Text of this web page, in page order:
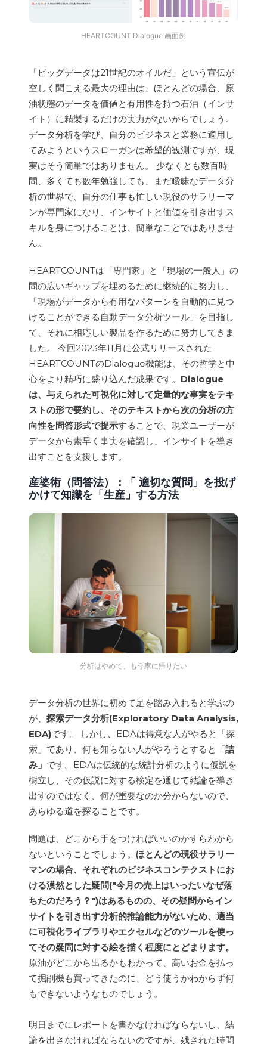
HEARTCOUNT Dialogue 画面例
「ビッグデータは21世紀のオイルだ」という宣伝が
空しく聞こえる最大の理由は、ほとんどの場合、原
油状態のデータを価値と有用性を持つ石油（インサ
イト）に精製するだけの実力がないからでしょう。
データ分析を学び、自分のビジネスと業務に適用し
てみようというスローガンは希望的観測ですが、現
実はそう簡単ではありません。 少なくとも数百時
間、多くても数年勉強しても、まだ曖昧なデータ分
析の世界で、自分の仕事も忙しい現役のサラリーマ
ンが専門家になり、インサイトと価値を引き出すス
キルを身につけることは、簡単なことではありませ
ん。
HEARTCOUNTは「専門家」と「現場の一般人」の
間の広いギャップを埋めるために継続的に努力し、
「現場がデータから有用なパターンを自動的に見つ
けることができる自動データ分析ツール」を目指し
て、それに相応しい製品を作るために努力してきま
した。 今回2023年11月に公式リリースされた
HEARTCOUNTのDialogue機能は、その哲学と中
心をより精巧に盛り込んだ成果です。 Dialogue
は、与えられた可視化に対して定量的な事実をテキ
ストの形で要約し、そのテキストから次の分析の方
向性を問答形式で提示することで、現業ユーザーが
データから素早く事実を確認し、インサイトを導き
出すことを支援します。
産婆術（問答法）：「 適切な質問」を投げ
かけて知識を「生産」する方法
分析はやめて、もう家に帰りたい
データ分析の世界に初めて足を踏み入れると学ぶの
が、 探索データ分析(Exploratory Data Analysis,
EDA)です。 しかし、EDAは得意な人がやると「探
索」であり、何も知らない人がやろうとすると
「詰
み」 です。EDAは伝統的な統計分析のように仮説を
樹立し、その仮説に対する検定を通じて結論を導き
出すのではなく、何が重要なのか分からないので、
あらゆる道を探ることです。
問題は、どこから手をつければいいのかすらわから
ないということでしょう。 ほとんどの現役サラリー
マンの場合、それぞれのビジネスコンテクストにお
ける漠然とした疑問("今月の売上はいったいなぜ落
ちたのだろう？")はあるものの、その疑問からイン
サイトを引き出す分析的推論能力がないため、適当
に可視化ライブラリやエクセルなどのツールを使っ
てその疑問に対する絵を描く程度にとどまります。
原油がどこから出るかもわかって、高いお金を払っ
て掘削機も買ってきたのに、どう使うかわからず何
もできないようなものでしょう。
明日までにレポートを書かなければならないし、結
論を出さなければならないのですが、残された時間